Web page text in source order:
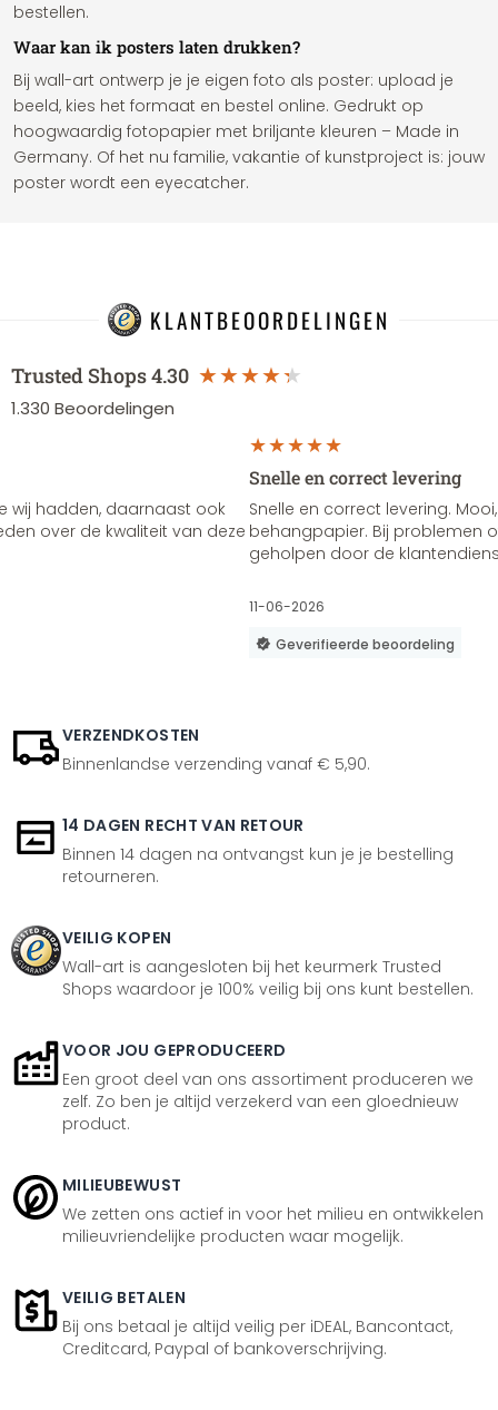
bestellen.
Waar kan ik posters laten drukken?
Bij wall-art ontwerp je je eigen foto als poster: upload je
beeld, kies het formaat en bestel online. Gedrukt op
hoogwaardig fotopapier met briljante kleuren – Made in
Germany. Of het nu familie, vakantie of kunstproject is: jouw
poster wordt een eyecatcher.
KLANTBEOORDELINGEN
Trusted Shops4.30
1.330 Beoordelingen
wij hadden, daarnaast ook
over de kwaliteit van deze
Snelle en correct levering
Snelle en correct levering.
behangpapier. Bij problemen
geholpen door de
11-06-2026
Geverifieerde beoordeling
VERZENDKOSTEN
Binnenlandse verzending vanaf € 5,90.
14 DAGEN RECHT VAN RETOUR
Binnen 14 dagen na ontvangst kun je je bestelling
retourneren.
VEILIG KOPEN
Wall-art is aangesloten bij het keurmerk Trusted
Shops waardoor je 100% veilig bij ons kunt bestellen.
VOOR JOU GEPRODUCEERD
Een groot deel van ons assortiment produceren we
zelf. Zo ben je altijd verzekerd van een gloednieuw
product.
MILIEUBEWUST
We zetten ons actief in voor het milieu en ontwikkelen
milieuvriendelijke producten waar mogelijk.
VEILIG BETALEN
Bij ons betaal je altijd veilig per iDEAL, Bancontact,
Creditcard, Paypal of bankoverschrijving.